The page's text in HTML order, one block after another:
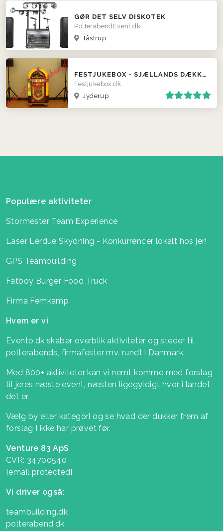
GØR DET SELV DISKOTEK
PolterabendEvent.dk
Tåstrup
FESTJUKEBOX - SJÆLLANDS DÆKKENDE UDLEJER
Festjukebox.dk
Jyderup
Populære aktiviteter
Stormester Team Experience
Laser Lerdue Skydning - Konkurrencer lokalt hos jer!
GPS Teambuilding
Fatboy Burger Food Truck
Firma Femkamp
Hvem er vi
Evento.dk skaber overblik aktiviteter og steder til
polterabends, firmafester mv. rundt i Danmark.
Med 800+ aktiviteter kan vi nemt komme med forslag
til jeres næste event, næsten ligegyldigt hvor i landet
det er.
Vælg by eller kategori og se hvad der dukker frem af
forslag I ikke har prøvet før.
Venture 83 ApS
CVR: 34700540
[email protected]
Vi driver også:
teambuilding.dk
polterabend.dk